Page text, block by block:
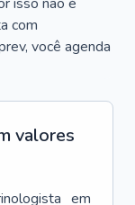
com
você agenda
valores
em